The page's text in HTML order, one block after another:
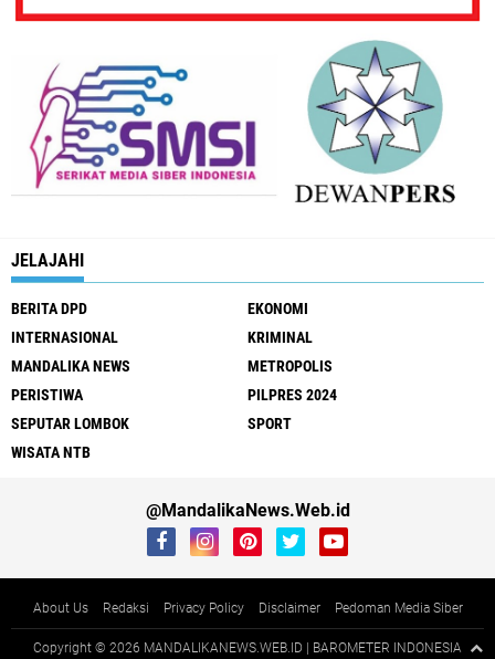
JELAJAHI
BERITA DPD
EKONOMI
INTERNASIONAL
KRIMINAL
MANDALIKA NEWS
METROPOLIS
PERISTIWA
PILPRES 2024
SEPUTAR LOMBOK
SPORT
WISATA NTB
@MandalikaNews.Web.id
About Us Redaksi Privacy Policy Disclaimer Pedoman Media Siber
Copyright © 2026 MANDALIKANEWS.WEB.ID | BAROMETER INDONESIA